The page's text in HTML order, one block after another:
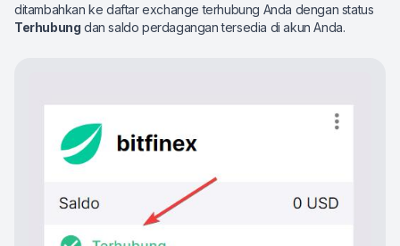
ditambahkan ke daftar exchange terhubung Anda dengan status
Terhubung dan saldo perdagangan tersedia di akun Anda.